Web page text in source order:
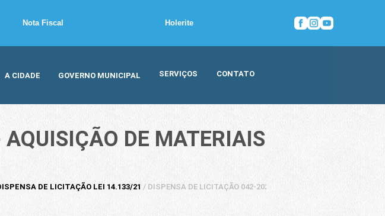
Nota Fiscal Holerite
A CIDADE GOVERNO MUNICIPAL SERVIÇOS CONTATO
DE MATERIAIS
DE LICITAÇÃO LEI 14.133/21 / DISPENSA DE LICITAÇÃO 042-2025- AQUISIÇÃO DE MATERIAIS